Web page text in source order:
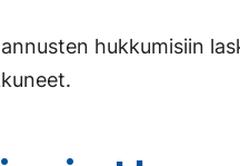
hukkumisiin